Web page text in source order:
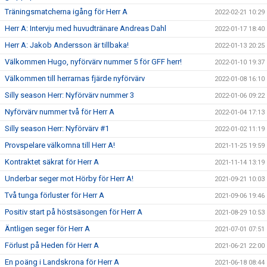
Träningsmatcherna igång för Herr A 2022-02-21 10:29
Herr A: Intervju med huvudtränare Andreas Dahl 2022-01-17 18:40
Herr A: Jakob Andersson är tillbaka! 2022-01-13 20:25
Välkommen Hugo, nyförvärv nummer 5 för GFF herr! 2022-01-10 19:37
Välkommen till herrarnas fjärde nyförvärv 2022-01-08 16:10
Silly season Herr: Nyförvärv nummer 3 2022-01-06 09:22
Nyförvärv nummer två för Herr A 2022-01-04 17:13
Silly season Herr: Nyförvärv #1 2022-01-02 11:19
Provspelare välkomna till Herr A! 2021-11-25 19:59
Kontraktet säkrat för Herr A 2021-11-14 13:19
Underbar seger mot Hörby för Herr A! 2021-09-21 10:03
Två tunga förluster för Herr A 2021-09-06 19:46
Positiv start på höstsäsongen för Herr A 2021-08-29 10:53
Äntligen seger för Herr A 2021-07-01 07:51
Förlust på Heden för Herr A 2021-06-21 22:00
En poäng i Landskrona för Herr A 2021-06-18 08:44